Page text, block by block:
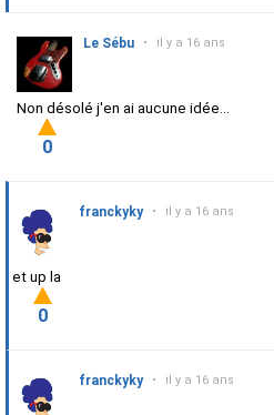
Le Sébu • il y a 16 ans
Non désolé j'en ai aucune idée...
0
franckyky • il y a 16 ans
et up la
0
franckyky • il y a 16 ans